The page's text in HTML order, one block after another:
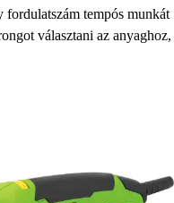
fordulatszám tempós munkát
választani az anyaghoz,